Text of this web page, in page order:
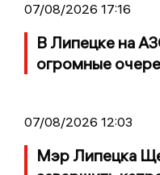
07/08/2026 17:16
В Липецке на
огромные
07/08/2026 12:03
Мэр Липецка